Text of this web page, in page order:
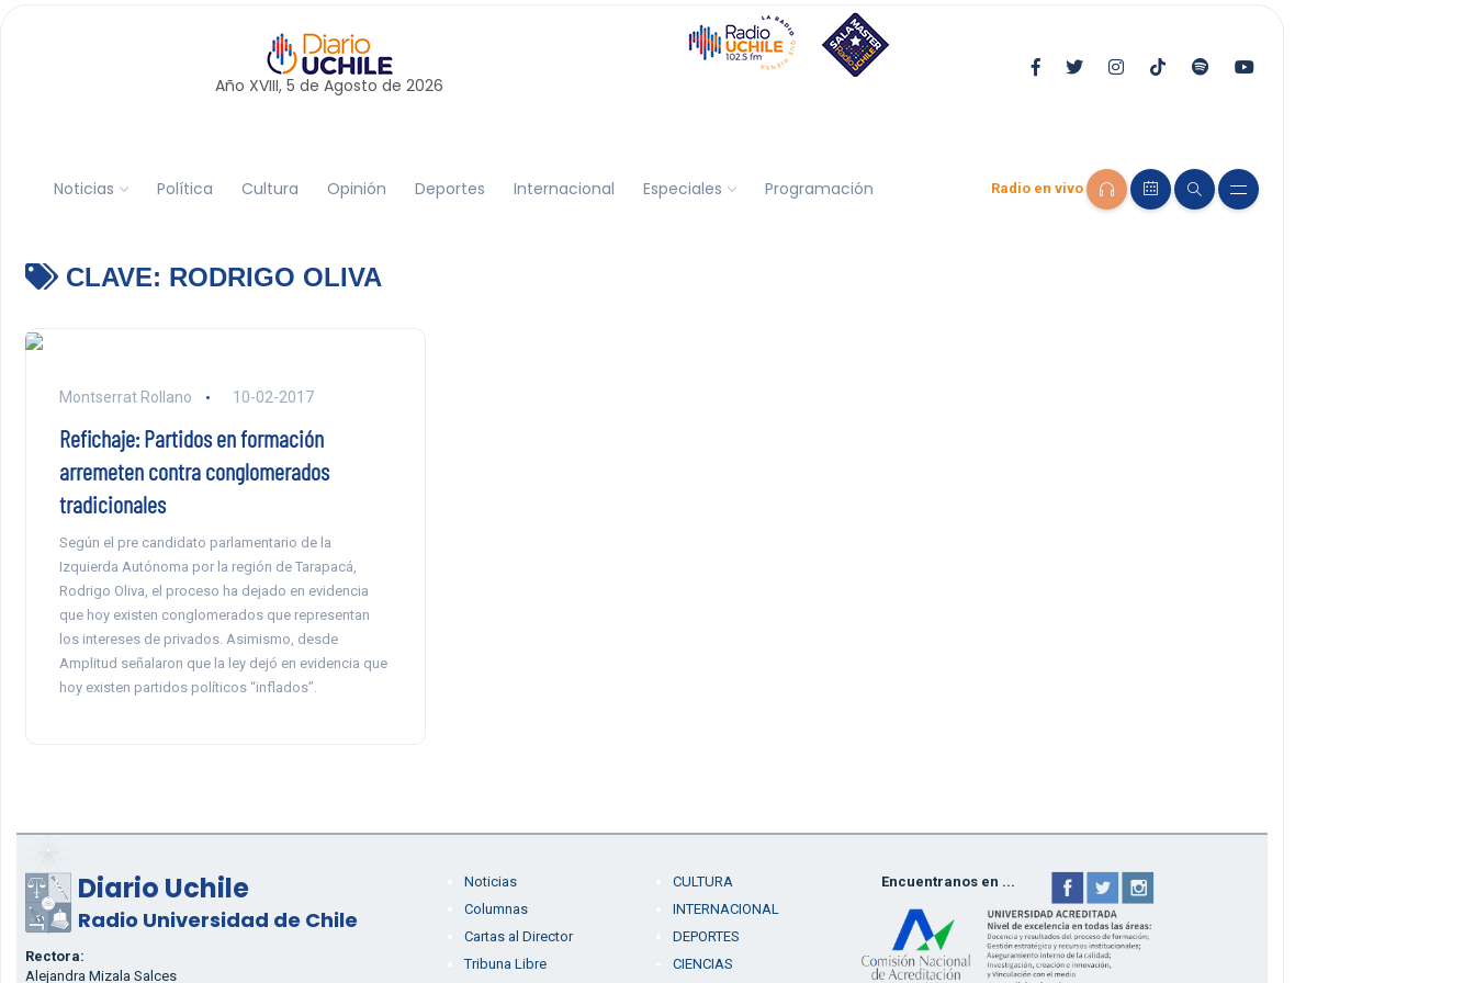
Año XVIII, 5 de Agosto de 2026
Noticias Política Cultura Opinión Deportes Internacional Especiales Programación Radio en vivo
CLAVE: RODRIGO OLIVA
Montserrat Rollano 10-02-2017
Refichaje: Partidos en formación
arremeten contra conglomerados
tradicionales
Según el pre candidato parlamentario de la
Izquierda Autónoma por la región de Tarapacá,
Rodrigo Oliva, el proceso ha dejado en evidencia
que hoy existen conglomerados que representan
los intereses de privados. Asimismo, desde
Amplitud señalaron que la ley dejó en evidencia que
hoy existen partidos políticos “inflados”.
Diario Uchile
Radio Universidad de Chile
Rectora:
Alejandra Mizala Salces
Noticias
Columnas
Cartas al Director
Tribuna Libre
CULTURA
INTERNACIONAL
DEPORTES
CIENCIAS
Encuentranos en ...